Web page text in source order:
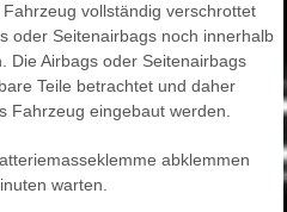
vollständig verschrottet
oder Seitenairbags noch innerhalb
Die Airbags oder Seitenairbags
Teile betrachtet und daher
Fahrzeug eingebaut werden.
abklemmen
warten.